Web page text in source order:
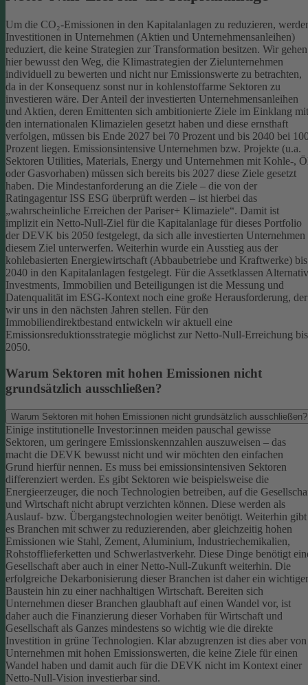
Um die CO₂-Emissionen in den Kapitalanlagen zu reduzieren,
Investitionen in Unternehmen (Aktien und Unternehmensanleihen)
reduziert, die keine Strategien zur Transformation besitzen. Wir gehen
hier bewusst den Weg, die Klimastrategien der Zielunternehmen
individuell zu bewerten und nicht nur Emissionswerte zu betrachten,
da in der Konsequenz sonst nur in kohlenstoffarme Sektoren zu
investieren wäre. Der Anteil der investierten Unternehmensanleihen
und Aktien, deren Emittenten sich ambitionierte Ziele im Einklang mit
den internationalen Klimazielen gesetzt haben und diese ernsthaft
verfolgen, müssen bis Ende 2027 bei 70 Prozent und bis 2040 bei
Prozent liegen. Emissionsintensive Unternehmen bzw. Projekte (u.a.
Sektoren Utilities, Materials, Energy und Unternehmen mit Kohle-,
oder Gasvorhaben) müssen sich bereits bis 2027 diese Ziele gesetzt
haben. Die Mindestanforderung an die Ziele – die von der
Ratingagentur ISS ESG überprüft werden – ist hierbei das
„wahrscheinliche Erreichen der Pariser+ Klimaziele“. Damit ist
implizit ein Netto-Null-Ziel für die Kapitalanlage für dieses Portfolio
der DEVK bis 2050 festgelegt, da sich alle investierten Unternehmen
diesem Ziel unterwerfen. Weiterhin wurde ein Ausstieg aus der
kohlebasierten Energiewirtschaft (Abbaubetriebe und Kraftwerke) bis
2040 in den Kapitalanlagen festgelegt. Für die Assetklassen
Investments, Immobilien und Beteiligungen ist die Messung und
Datenqualität im ESG-Kontext noch eine große Herausforderung, der
wir uns in den nächsten Jahren stellen. Für den
Immobiliendirektbestand entwickeln wir aktuell eine
Emissionsreduktionsstrategie möglichst zur Netto-Null-Erreichung bis
2050.
Warum Sektoren mit hohen Emissionen nicht
grundsätzlich ausschließen?
Warum Sektoren mit hohen Emissionen nicht grundsätzlich ausschließen?
Einige institutionelle Investor:innen meiden pauschal gewisse
Sektoren, um geringere Emissionskennzahlen auszuweisen – das
macht die DEVK bewusst nicht und wir möchten den einfachen
Grund hierfür nennen. Es muss bei emissionsintensiven Sektoren
differenziert werden. Es gibt Sektoren wie beispielsweise die
Energieerzeuger, die noch Technologien betreiben, auf die
und Wirtschaft nicht abrupt verzichten können. Diese werden als
Auslauf- bzw. Übergangstechnologien weiter benötigt. Weiterhin gibt
es Branchen mit schwer zu reduzierenden, aber gleichzeitig hohen
Emissionen wie Stahl, Zement, Aluminium, Industriechemikalien,
Rohstofflieferketten und Schwerlastverkehr. Diese Dinge benötigt
Gesellschaft aber auch in einer Netto-Null-Zukunft weiterhin. Die
erfolgreiche Dekarbonisierung dieser Branchen ist daher ein wichtiger
Baustein hin zu einer nachhaltigen Wirtschaft. Bereiten sich
Unternehmen dieser Branchen glaubhaft auf einen Wandel vor, ist
daher auch die Finanzierung dieser Vorhaben für Wirtschaft und
Gesellschaft als Ganzes mindestens so wichtig wie die direkte
Investition in grüne Technologien. Klar abzugrenzen ist dies aber von
Unternehmen mit hohen Emissionswerten, die keine Ziele für einen
Wandel haben und damit auch für die DEVK nicht im Kontext einer
Netto-Null-Vision investierbar sind.